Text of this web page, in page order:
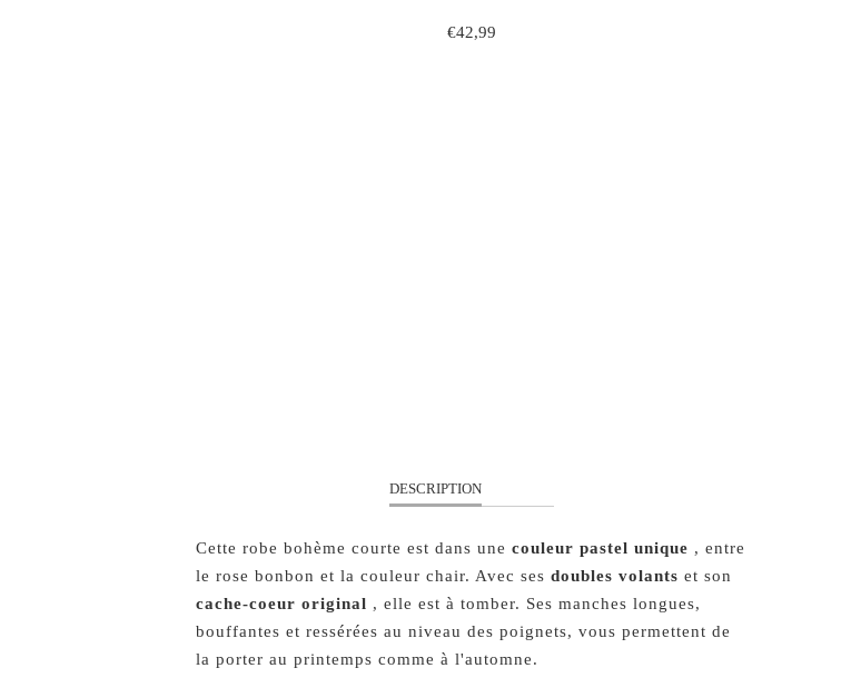
€42,99
DESCRIPTION
Cette robe bohème courte est dans une couleur pastel unique , entre
le rose bonbon et la couleur chair. Avec ses doubles volants et son
cache-coeur original , elle est à tomber. Ses manches longues,
bouffantes et ressérées au niveau des poignets, vous permettent de
la porter au printemps comme à l'automne.